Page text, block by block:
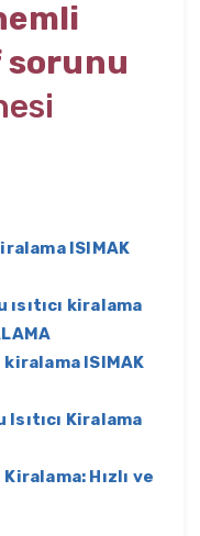
sorunu
ISIMAK
kiralama
kiralama ISIMAK
Isıtıcı Kiralama
Hızlı ve